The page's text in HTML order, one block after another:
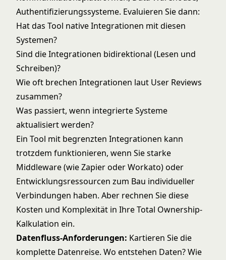
Authentifizierungssysteme. Evaluieren Sie dann:
Hat das Tool native Integrationen mit diesen
Systemen?
Sind die Integrationen bidirektional (Lesen und
Schreiben)?
Wie oft brechen Integrationen laut User Reviews
zusammen?
Was passiert, wenn integrierte Systeme
aktualisiert werden?
Ein Tool mit begrenzten Integrationen kann
trotzdem funktionieren, wenn Sie starke
Middleware (wie Zapier oder Workato) oder
Entwicklungsressourcen zum Bau individueller
Verbindungen haben. Aber rechnen Sie diese
Kosten und Komplexität in Ihre Total Ownership-
Kalkulation ein.
Datenfluss-Anforderungen: Kartieren Sie die
komplette Datenreise. Wo entstehen Daten? Wie